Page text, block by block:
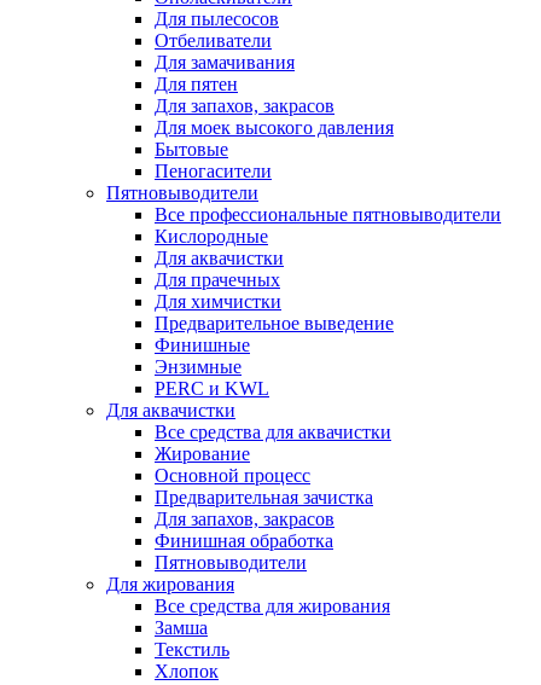
Для пылесосов
Отбеливатели
Для замачивания
Для пятен
Для запахов, закрасов
Для моек высокого давления
Бытовые
Пеногасители
Пятновыводители
Все профессиональные пятновыводители
Кислородные
Для аквачистки
Для прачечных
Для химчистки
Предварительное выведение
Финишные
Энзимные
PERC и KWL
Для аквачистки
Все средства для аквачистки
Жирование
Основной процесс
Предварительная зачистка
Для запахов, закрасов
Финишная обработка
Пятновыводители
Для жирования
Все средства для жирования
Замша
Текстиль
Хлопок